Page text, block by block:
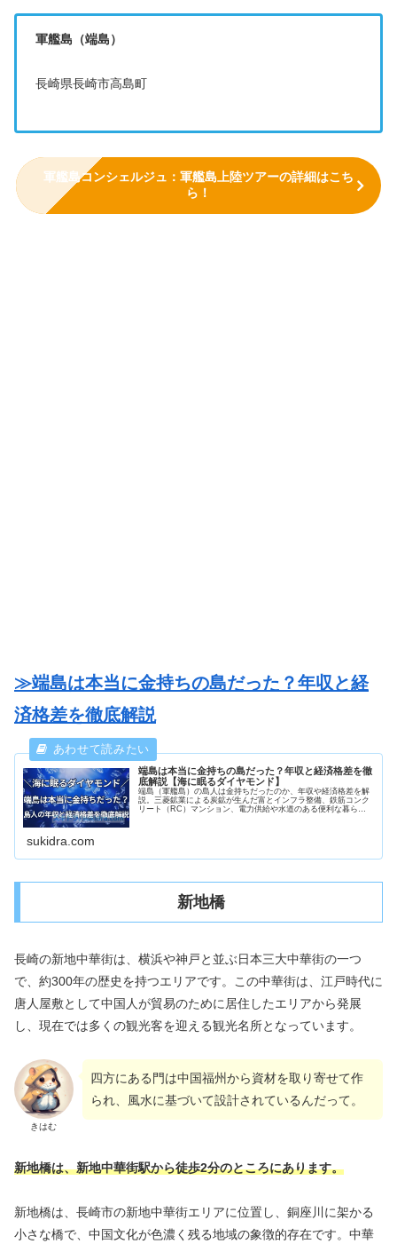
軍艦島（端島）
長崎県長崎市高島町
軍艦島コンシェルジュ：軍艦島上陸ツアーの詳細はこち
ら！
≫端島は本当に金持ちの島だった？年収と経
済格差を徹底解説
端島は本当に金持ちの島だった？年収と経済格差を徹
底解説【海に眠るダイヤモンド】
端島（軍艦島）の島人は金持ちだったのか、年収や経済格差を解
説。三菱鉱業による炭鉱が生んだ富とインフラ整備、鉄筋コンク
リート（RC）マンション、電力供給や水道のある便利な暮ら
sukidra.com
新地橋
長崎の新地中華街は、横浜や神戸と並ぶ日本三大中華街の一つ
で、約300年の歴史を持つエリアです。この中華街は、江戸時代に
唐人屋敷として中国人が貿易のために居住したエリアから発展
し、現在では多くの観光客を迎える観光名所となっています。
きはむ
四方にある門は中国福州から資材を取り寄せて作
られ、風水に基づいて設計されているんだって。
新地橋は、新地中華街駅から徒歩2分のところにあります。
新地橋は、長崎市の新地中華街エリアに位置し、銅座川に架かる
小さな橋で、中国文化が色濃く残る地域の象徴的存在です。中華